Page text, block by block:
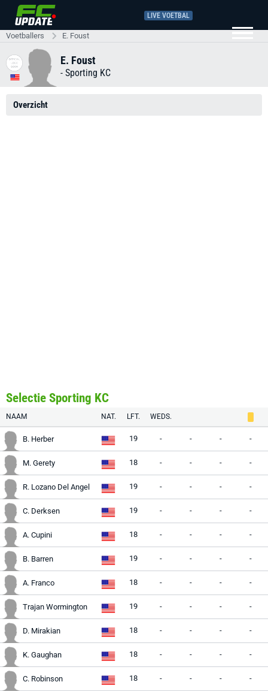
LIVE VOETBAL
Voetballers E. Foust
E. Foust
- Sporting KC
Overzicht
Selectie Sporting KC
NAAM NAT. LFT. WEDS.
B. Herber 19 - - - -
M. Gerety 18 - - - -
R. Lozano Del Angel 19 - - - -
C. Derksen 19 - - - -
A. Cupini 18 - - - -
B. Barren 19 - - - -
A. Franco 18 - - - -
Trajan Wormington 19 - - - -
D. Mirakian 18 - - - -
K. Gaughan 18 - - - -
C. Robinson 18 - - - -